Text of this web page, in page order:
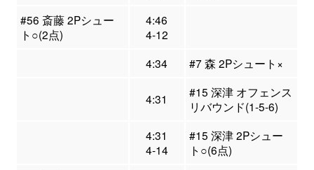
#56 斎藤 2Pシュー
ト○(2点)
4:46
4-12
4:34
#7 森 2Pシュート×
4:31
#15 深津 オフェンス
リバウンド(1-5-6)
4:31
4-14
#15 深津 2Pシュー
ト○(6点)